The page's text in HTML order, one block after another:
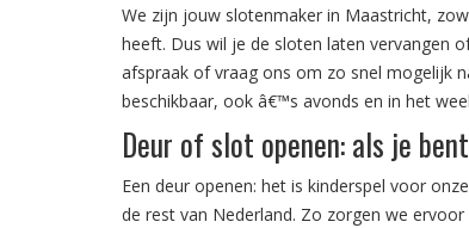
We zijn jouw slotenmaker in Maastricht,
heeft. Dus wil je de sloten laten vervangen
afspraak of vraag ons om zo snel mogelijk
beschikbaar, ook â€™s avonds en in het
Deur of slot openen: als je
Een deur openen: het is kinderspel voor
de rest van Nederland. Zo zorgen we